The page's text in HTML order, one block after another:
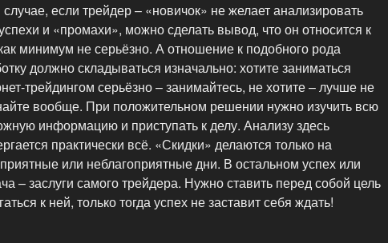
если трейдер – «новичок» не желает анализировать
и «промахи», можно сделать вывод, что он относится к
минимум не серьёзно. А отношение к подобного рода
должно складываться изначально: хотите заниматься
трейдингом серьёзно – занимайтесь, не хотите – лучше не
вообще. При положительном решении нужно изучить всю
информацию и приступать к делу. Анализу здесь
практически всё. «Скидки» делаются только на
или неблагоприятные дни. В остальном успех или
– заслуги самого трейдера. Нужно ставить перед собой цель
к ней, только тогда успех не заставит себя ждать!